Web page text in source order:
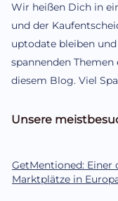
Wir heißen Dich in
und der
uptodate bleiben
spannenden
diesem Blog. Viel
Unsere
GetMentioned:
Marktplätze in